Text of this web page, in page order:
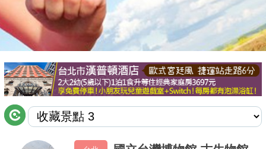
商家合作
推薦景點
討論區
聯絡我們